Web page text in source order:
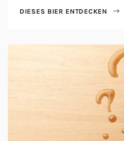
DIESES BIER ENTDECKEN